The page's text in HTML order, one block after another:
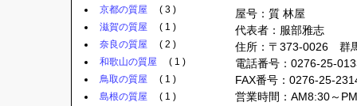
屋号：質 林屋
代表者：服部雅志
住所：〒373-0026 群
電話番号：0276-25-
FAX番号：0276-25-
営業時間：AM8:30～
京都の質屋 ( 3 )
滋賀の質屋 ( 1 )
奈良の質屋 ( 2 )
和歌山の質屋 ( 1 )
鳥取の質屋 ( 1 )
島根の質屋 ( 1 )